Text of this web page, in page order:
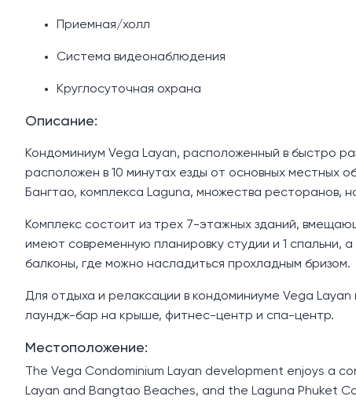
Приемная/холл
Система видеонаблюдения
Круглосуточная охрана
Описание:
Кондоминиум Vega Layan, расположенный в быстро
расположен в 10 минутах езды от основных местных
Бангтао, комплекса Laguna, множества ресторанов,
Комплекс состоит из трех 7-этажных зданий,
имеют современную планировку студии и 1 спальни,
балконы, где можно насладиться прохладным бризом.
Для отдыха и релаксации в кондоминиуме Vega
лаундж-бар на крыше, фитнес-центр и спа-центр.
Местоположение:
The Vega Condominium Layan development enjoys a
Layan and Bangtao Beaches, and the Laguna Phuket